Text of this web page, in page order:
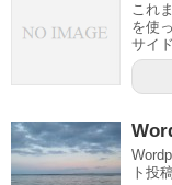
これ
を使
サイ
ト投